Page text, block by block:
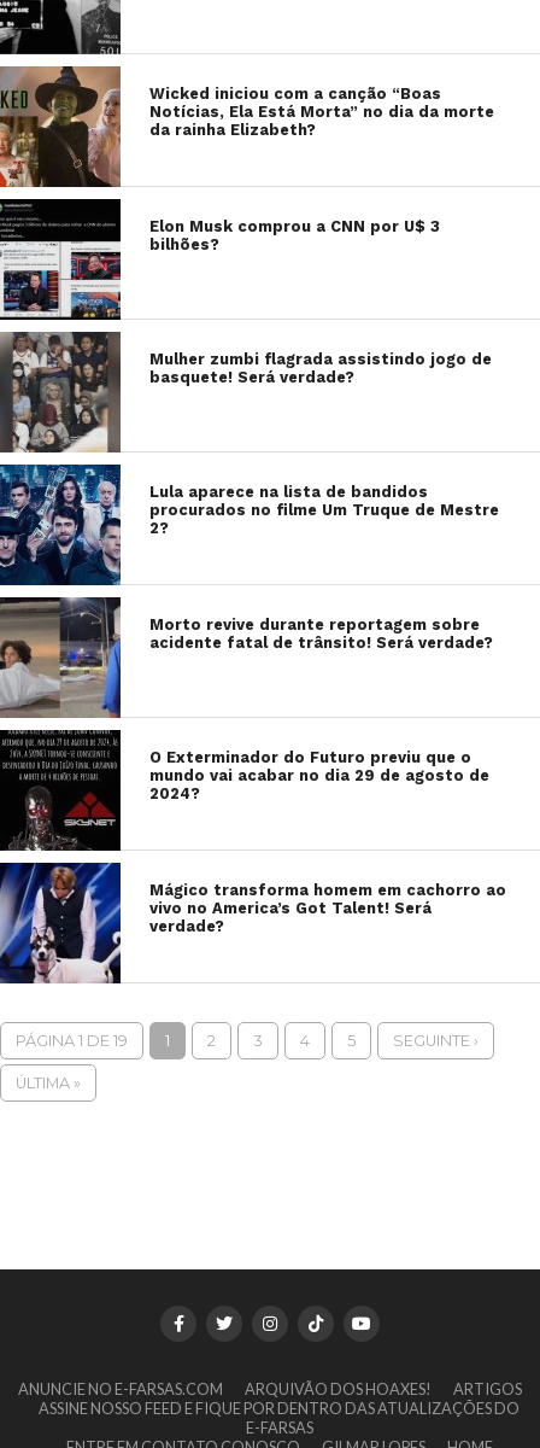
Wicked iniciou com a canção “Boas
Notícias, Ela Está Morta” no dia da morte
da rainha Elizabeth?
Elon Musk comprou a CNN por U$ 3
bilhões?
Mulher zumbi flagrada assistindo jogo de
basquete! Será verdade?
Lula aparece na lista de bandidos
procurados no filme Um Truque de Mestre
2?
Morto revive durante reportagem sobre
acidente fatal de trânsito! Será verdade?
O Exterminador do Futuro previu que o
mundo vai acabar no dia 29 de agosto de
2024?
Mágico transforma homem em cachorro ao
vivo no America’s Got Talent! Será
verdade?
PÁGINA 1 DE 19 1 2 3 4 5 SEGUINTE ›
ÚLTIMA »
ANUNCIE NO E-FARSAS.COM ARQUIVÃO DOS HOAXES!
ARTIGOS
ASSINE NOSSO FEED E FIQUE POR DENTRO DAS ATUALIZAÇÕES DO
E-FARSAS